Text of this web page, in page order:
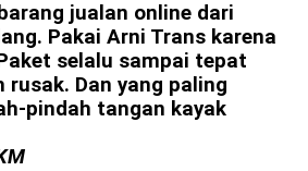
jualan online dari
Pakai Arni Trans karena
selalu sampai tepat
rusak. Dan yang paling
pindah tangan kayak